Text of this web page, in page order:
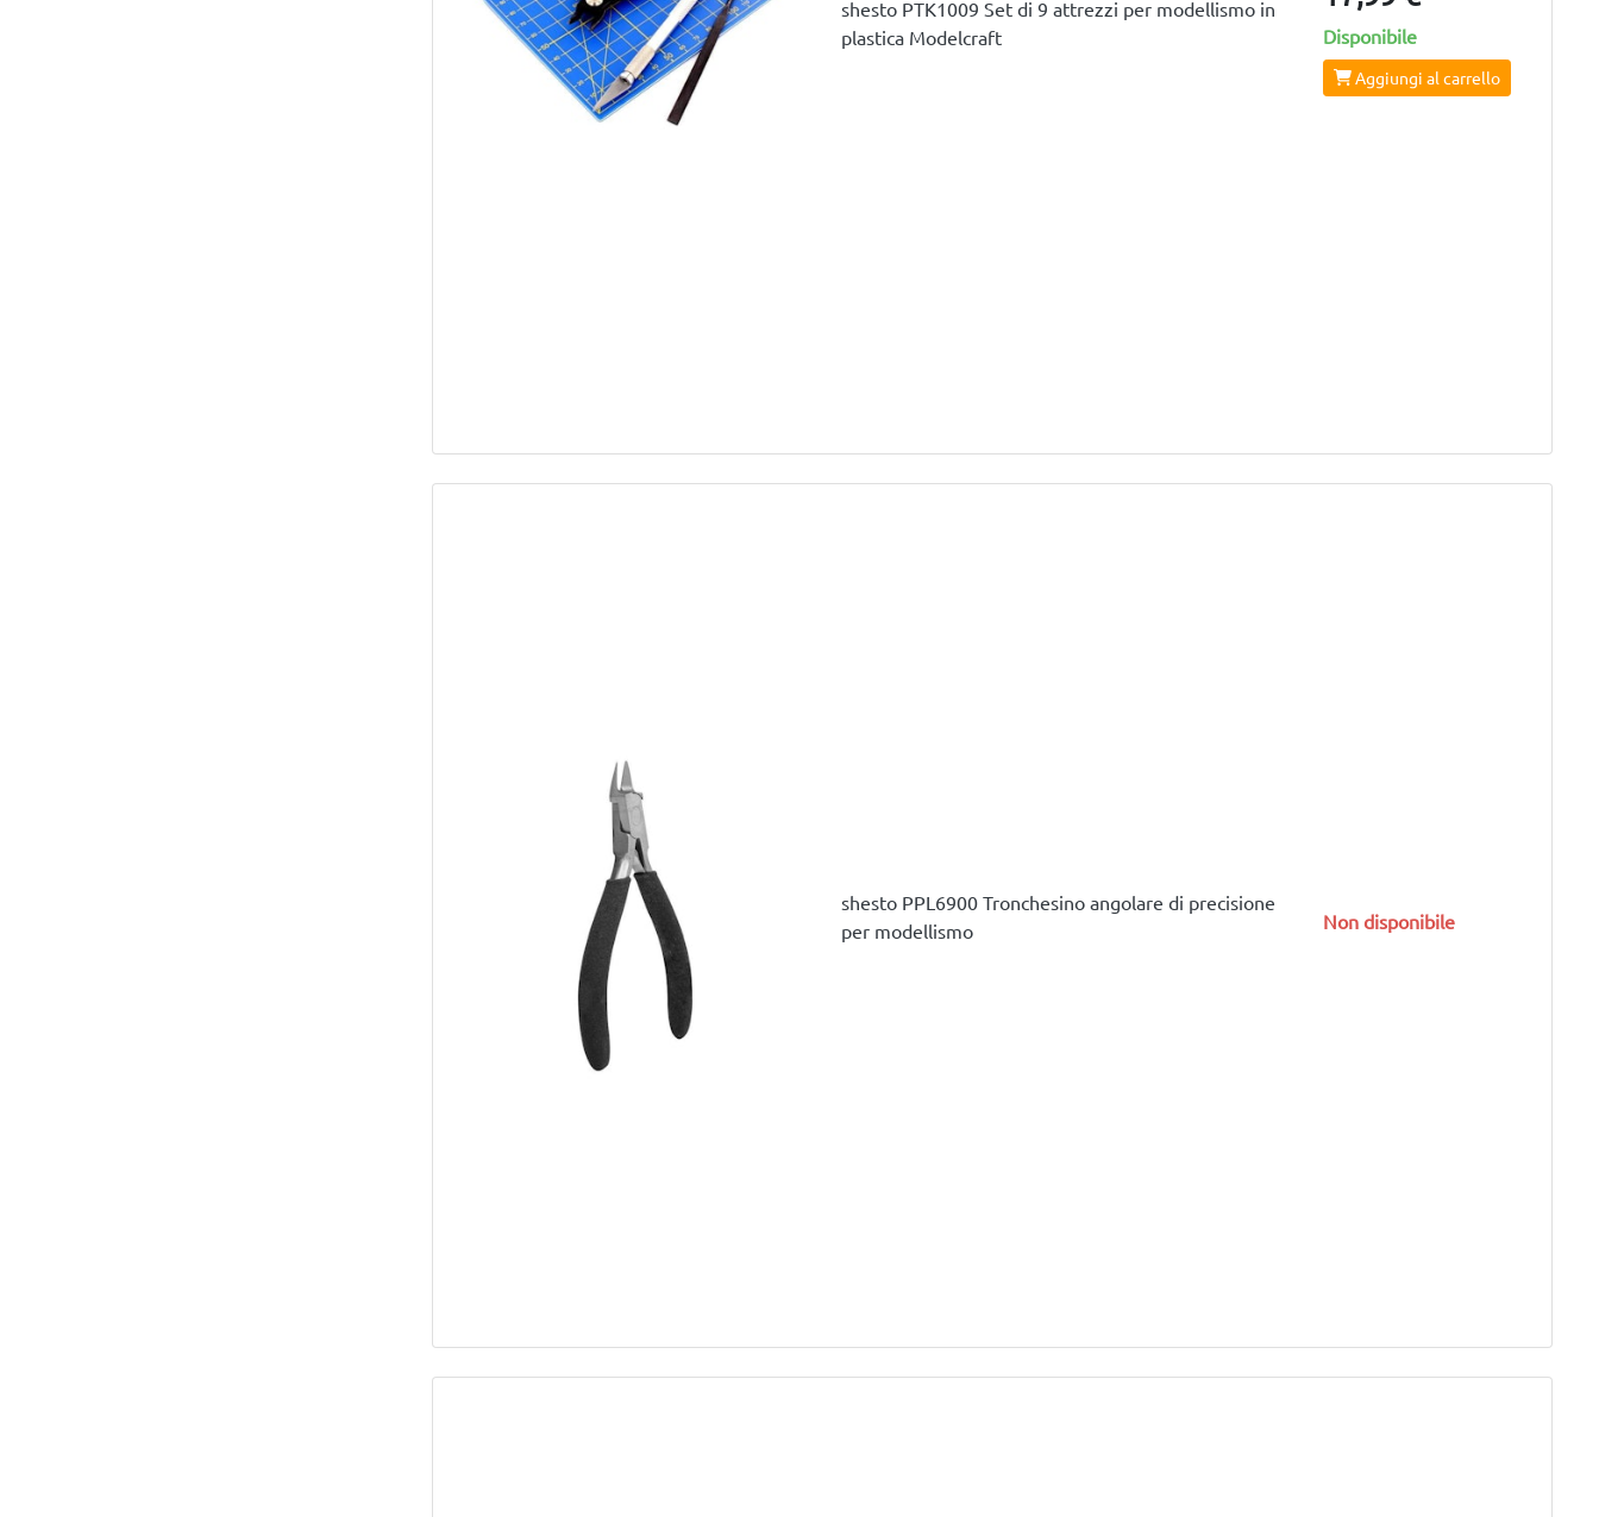
shesto PTK1009 Set di 9 attrezzi per modellismo in
plastica Modelcraft
Disponibile
Aggiungi al carrello
shesto PPL6900 Tronchesino angolare di precisione
per modellismo
Non disponibile